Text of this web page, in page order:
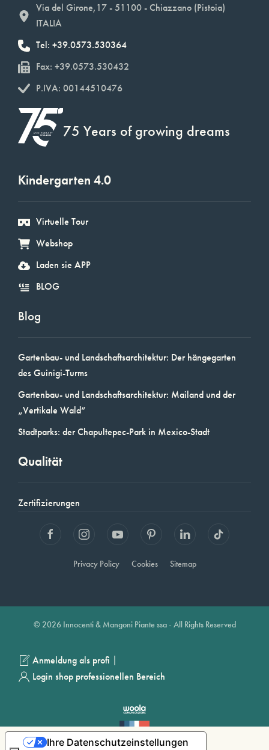
Via del Girone,17 - 51100 - Chiazzano (Pistoia)
ITALIA
Tel: +39.0573.530364
Fax: +39.0573.530432
P.IVA: 00144510476
75 Years of growing dreams
Kindergarten 4.0
Virtuelle Tour
Webshop
Laden sie APP
BLOG
Blog
Gartenbau- und Landschaftsarchitektur: Der hängegarten
des Guinigi-Turms
Gartenbau- und Landschaftsarchitektur: Mailand und der
„Vertikale Wald“
Stadtparks: der Chapultepec-Park in Mexico-Stadt
Qualität
Zertifizierungen
Privacy Policy Cookies Sitemap
© 2026 Innocenti & Mangoni Piante ssa - All Rights Reserved
Anmeldung als profi |
Login shop professionellen Bereich
Ihre Datenschutzeinstellungen